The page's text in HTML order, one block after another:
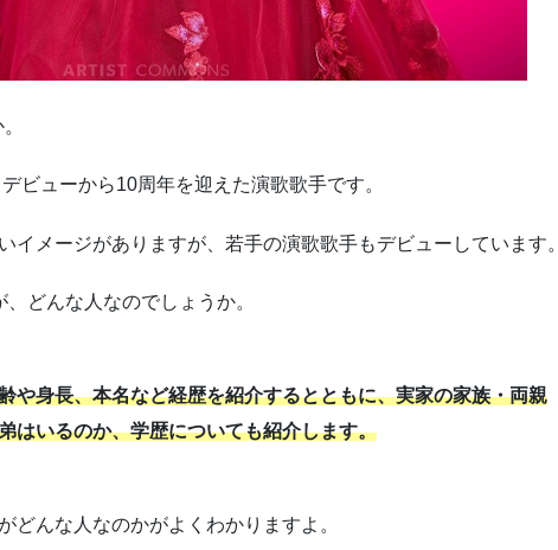
ビューから10周年を迎えた演歌歌手です。
イメージがありますが、若手の演歌歌手もデビューしています。
どんな人なのでしょうか。
や身長、本名など経歴を紹介するとともに、実家の家族・両親
はいるのか、学歴についても紹介します。
どんな人なのかがよくわかりますよ。